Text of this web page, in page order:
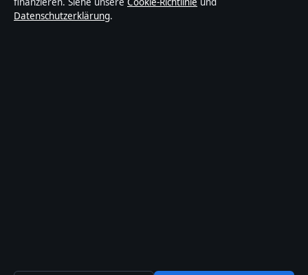
trägt eine Byline, wird von einem Redakteur geprüft
und vor der Veröffentlichung faktengecheckt.
Datenschutzerklärung.